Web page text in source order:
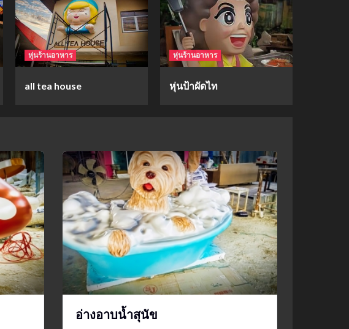
1
mockups
ก้อนเนื้อทรงลูกบาสก์
4
mockups
ม็อคอัพขวด bsab
5
mockups
ม็อคอัพน้ำมันวังว่าน
หุ่นร้านอาหาร
all tea house
หุ่นร้านอาหาร
หุ่นป้าผัดไท
อ่างอาบน้ำสุนัข